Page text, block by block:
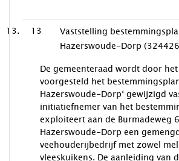
13
Vaststelling
Hazerswoude-Dorp
De gemeenteraad wordt door
voorgesteld het
Hazerswoude-Dorp‘ gewijzigd
initiatiefnemer van het
exploiteert aan de Burmadeweg
Hazerswoude-Dorp een
veehouderijbedrijf met zowel
vleeskuikens. De aanleiding van